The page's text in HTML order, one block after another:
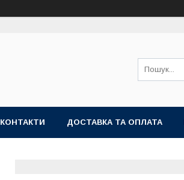
КОНТАКТИ ДОСТАВКА ТА ОПЛАТА